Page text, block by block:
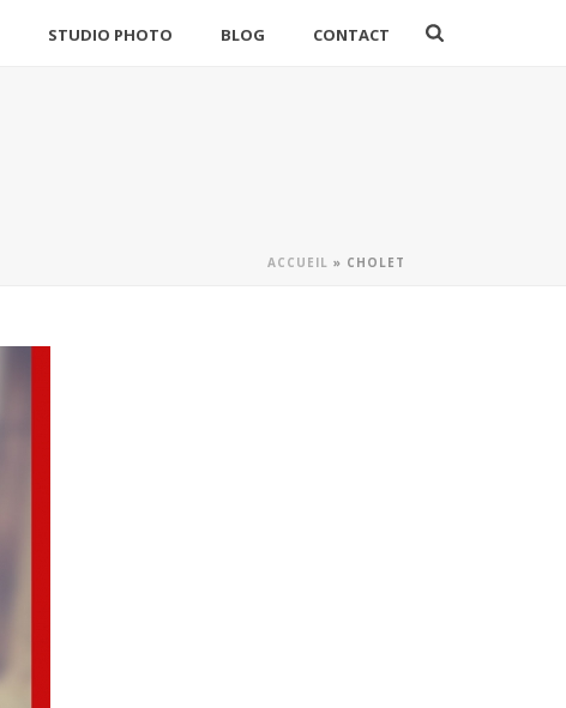
STUDIO PHOTO BLOG CONTACT
ACCUEIL » CHOLET